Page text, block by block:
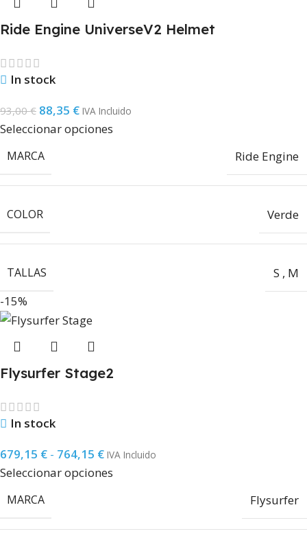
Ride Engine UniverseV2 Helmet
In stock
93,00€ 88,35 € IVA Incluido
Seleccionar opciones
MARCA Ride Engine
COLOR Verde
TALLAS S , M
-15%
Flysurfer Stage2
In stock
679,15 € - 764,15 € IVA Incluido
Seleccionar opciones
MARCA Flysurfer